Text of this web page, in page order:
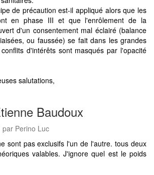
de précaution est-il appliqué alors que les
en phase III et que l'enrôlement de la
d'un consentement mal éclairé (balance
ou faussée) se fait dans les grandes
d'intérêts sont masqués par l'opacité
salutations,
Baudoux
par Perino Luc
sont pas exclusifs l'un de l'autre. tous deux
valables. J'ignore quel est le poids